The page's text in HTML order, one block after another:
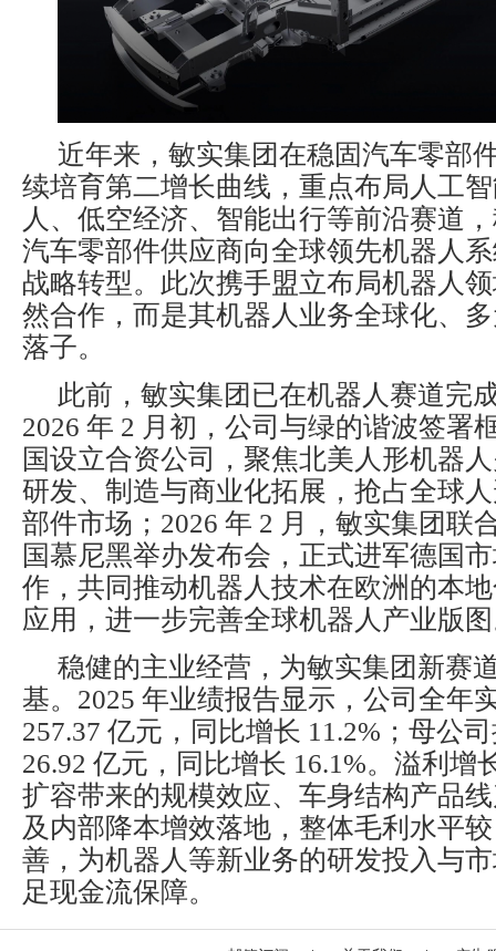
近年来，敏实集团在稳固汽车零部
续培育第二增长曲线，重点布局人工
人、低空经济、智能出行等前沿赛道
汽车零部件供应商向全球领先机器人
战略转型。此次携手盟立布局机器人
然合作，而是其机器人业务全球化、
落子。
此前，敏实集团已在机器人赛道完
2026 年 2 月初，公司与绿的谐波签署
国设立合资公司，聚焦北美人形机器
研发、制造与商业化拓展，抢占全球
部件市场；2026 年 2 月，敏实集团联
国慕尼黑举办发布会，正式进军德国
作，共同推动机器人技术在欧洲的本
应用，进一步完善全球机器人产业版
稳健的主业经营，为敏实集团新赛
基。2025 年业绩报告显示，公司全年
257.37 亿元，同比增长 11.2%；母公
26.92 亿元，同比增长 16.1%。溢利增
扩容带来的规模效应、车身结构产品
及内部降本增效落地，整体毛利水平
善，为机器人等新业务的研发投入与
足现金流保障。